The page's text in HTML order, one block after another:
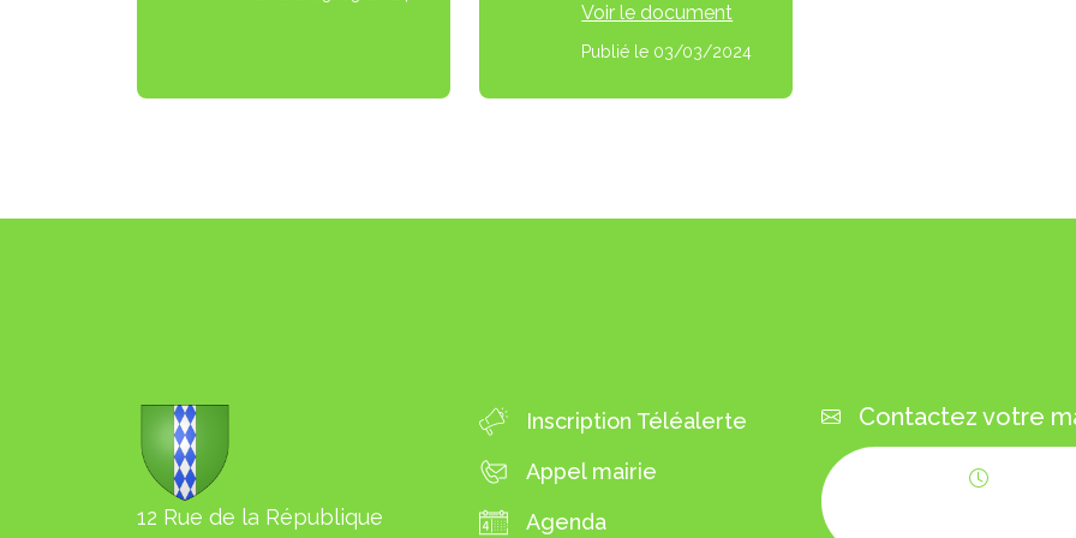
Voir le document
Publié le 03/03/2024
12 Rue de la République
Inscription Téléalerte
Appel mairie
Agenda
Contactez votre